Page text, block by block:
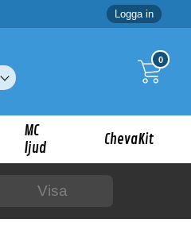
Logga in
0
MC
ljud
ChevaKit
Visa